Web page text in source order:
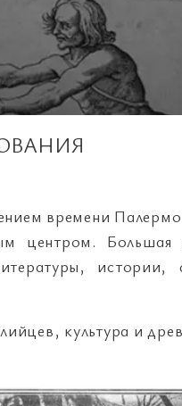
времени
центром. Большая
культура и